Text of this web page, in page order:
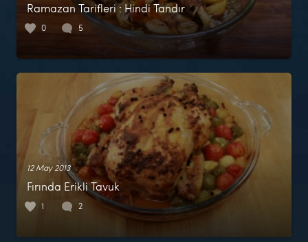
Ramazan Tarifleri : Hindi Tandır
0 5
12 May 2013
Fırında Erikli Tavuk
1 2